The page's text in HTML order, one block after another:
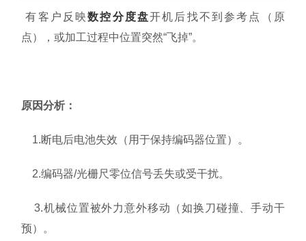
资料下载
有客户反映数控分度盘开机后找不到参考点（原
点），或加工过程中位置突然“飞掉”。
原因分析：
1.断电后电池失效（用于保持编码器位置）。
2.编码器/光栅尺零位信号丢失或受干扰。
3.机械位置被外力意外移动（如换刀碰撞、手动干
预）。